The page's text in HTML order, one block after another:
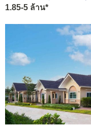
1.85-5 ล้าน*